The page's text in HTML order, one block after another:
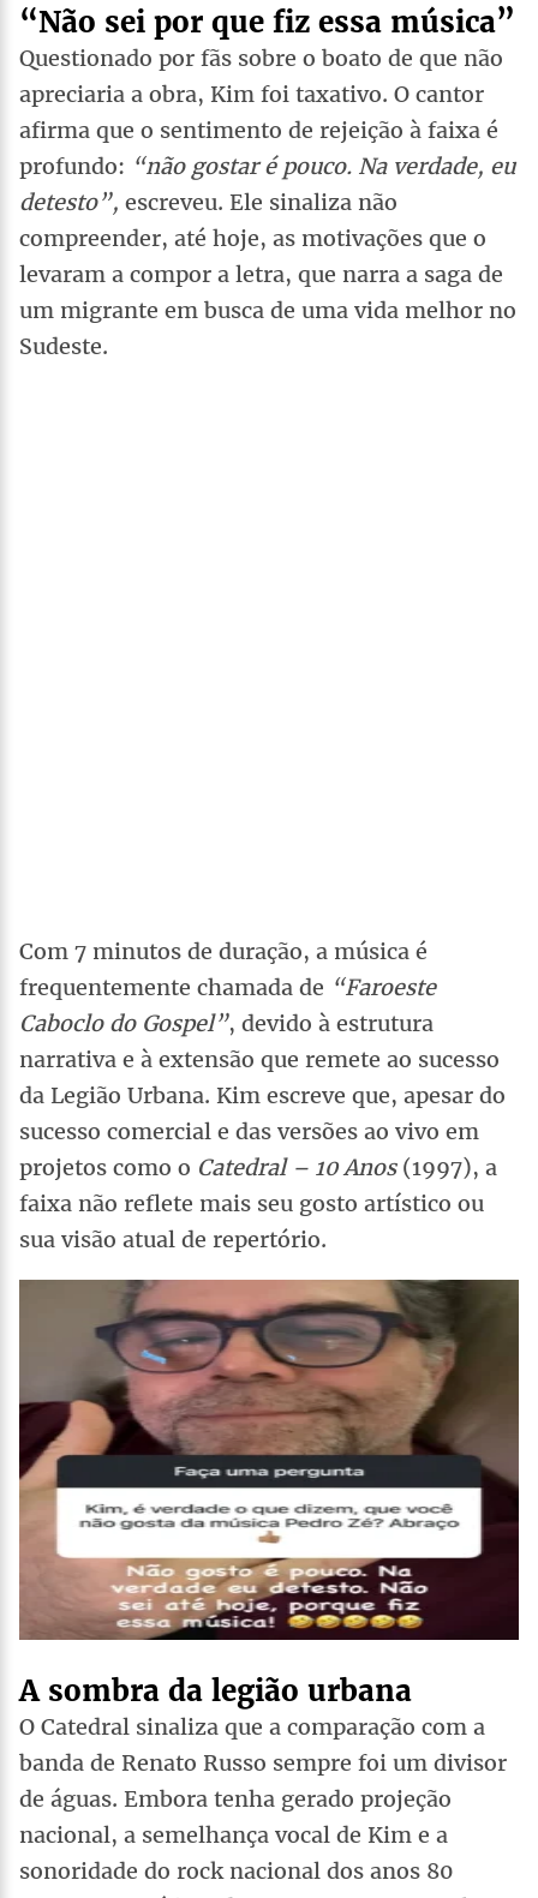
“Não sei por que fiz essa música”
Questionado por fãs sobre o boato de que não
apreciaria a obra, Kim foi taxativo. O cantor
afirma que o sentimento de rejeição à faixa é
profundo: “não gostar é pouco. Na verdade, eu
detesto”, escreveu. Ele sinaliza não
compreender, até hoje, as motivações que o
levaram a compor a letra, que narra a saga de
um migrante em busca de uma vida melhor no
Sudeste.
Com 7 minutos de duração, a música é
frequentemente chamada de “Faroeste
Caboclo do Gospel”, devido à estrutura
narrativa e à extensão que remete ao sucesso
da Legião Urbana. Kim escreve que, apesar do
sucesso comercial e das versões ao vivo em
projetos como o Catedral – 10 Anos(1997), a
faixa não reflete mais seu gosto artístico ou
sua visão atual de repertório.
A sombra da legião urbana
O Catedral sinaliza que a comparação com a
banda de Renato Russo sempre foi um divisor
de águas. Embora tenha gerado projeção
nacional, a semelhança vocal de Kim e a
sonoridade do rock nacional dos anos 80